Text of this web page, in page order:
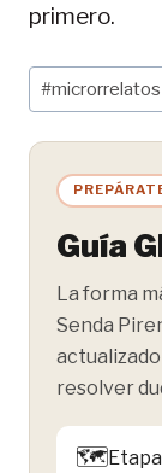
primero.
Etiquetas
de
la
entrada:
#microrrelatos
Guía
La forma
Senda
resolver
🗺️